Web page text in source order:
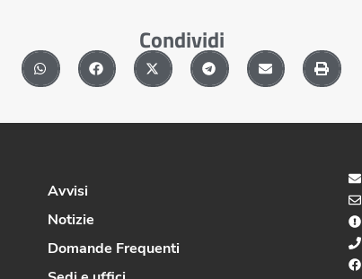
Condividi
Avvisi
Notizie
Domande Frequenti